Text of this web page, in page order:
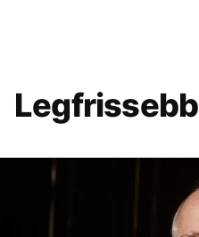
Legfrissebb